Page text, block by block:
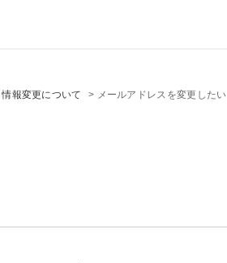
情報変更について > メールアドレスを変更したい